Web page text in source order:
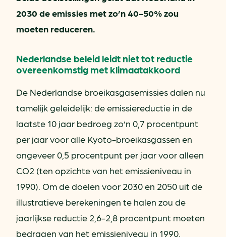
2030 de emissies met zo’n 40-50% zou
moeten reduceren.
Nederlandse beleid leidt niet tot reductie
overeenkomstig met klimaatakkoord
De Nederlandse broeikasgasemissies dalen nu
tamelijk geleidelijk: de emissiereductie in de
laatste 10 jaar bedroeg zo’n 0,7 procentpunt
per jaar voor alle Kyoto-broeikasgassen en
ongeveer 0,5 procentpunt per jaar voor alleen
CO2 (ten opzichte van het emissieniveau in
1990). Om de doelen voor 2030 en 2050 uit de
illustratieve berekeningen te halen zou de
jaarlijkse reductie 2,6-2,8 procentpunt moeten
bedragen van het emissieniveau in 1990.